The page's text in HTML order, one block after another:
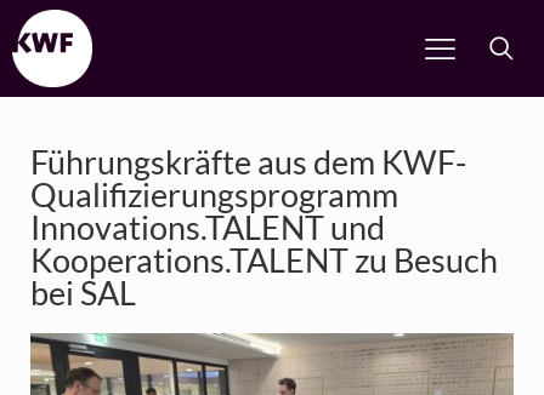
Führungskräfte aus dem KWF-
Qualifizierungsprogramm
Innovations.TALENT und
Kooperations.TALENT zu Besuch
bei SAL